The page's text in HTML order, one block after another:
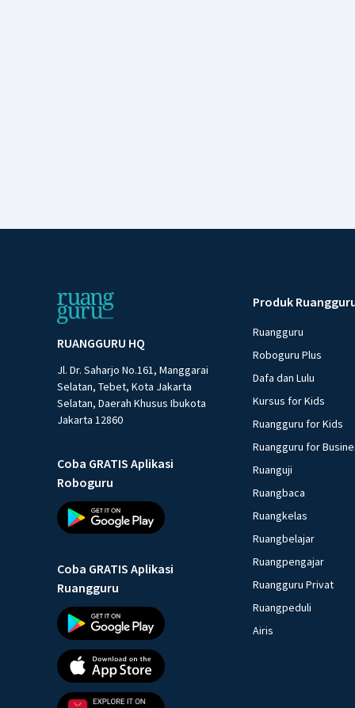
RUANGGURU HQ
Jl. Dr. Saharjo No.161, Manggarai
Selatan, Tebet, Kota Jakarta
Selatan, Daerah Khusus Ibukota
Jakarta 12860
Coba GRATIS Aplikasi
Roboguru
Coba GRATIS Aplikasi
Ruangguru
Produk
Ruangguru
Roboguru Plus
Dafa dan Lulu
Kursus for Kids
Ruangguru for Kids
Ruangguru for
Ruanguji
Ruangbaca
Ruangkelas
Ruangbelajar
Ruangpengajar
Ruangguru Privat
Ruangpeduli
Airis